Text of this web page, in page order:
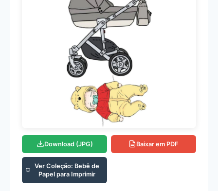
Download (JPG) Baixar em PDF
Ver Coleção: Bebê de
Papel para Imprimir